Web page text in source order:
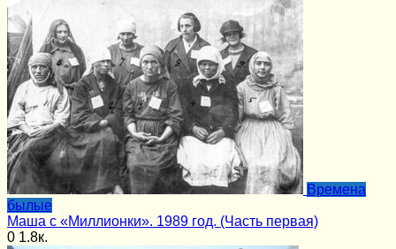
Времена
былые
Маша с «Миллионки». 1989 год. (Часть первая)
0 1.8к.